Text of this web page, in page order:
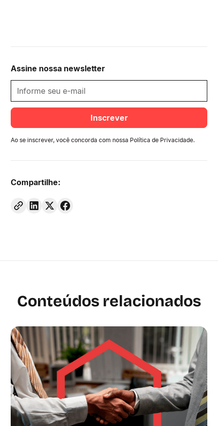
Assine nossa newsletter
Ao se inscrever, você concorda com nossa Política de Privacidade.
Compartilhe:
Conteúdos relacionados